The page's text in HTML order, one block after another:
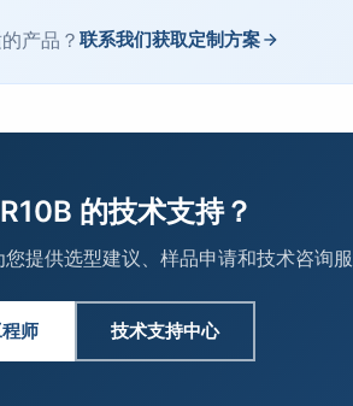
产品？ 联系我们获取定制方案
的技术支持？
提供选型建议、样品申请和技术咨询
师 技术支持中心